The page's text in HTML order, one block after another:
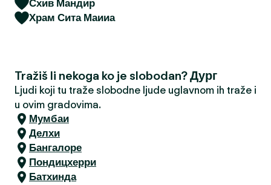
Схив Мандир
Храм Сита Маииа
Tražiš li nekoga ko je slobodan? Дург
Ljudi koji tu traže slobodne ljude uglavnom ih traže i
u ovim gradovima.
Мумбаи
Делхи
Бангалоре
Пондицхерри
Батхинда